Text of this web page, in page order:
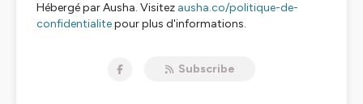
Hébergé par Ausha. Visitez ausha.co/politique-de-
confidentialitepour plus d'informations.
Subscribe